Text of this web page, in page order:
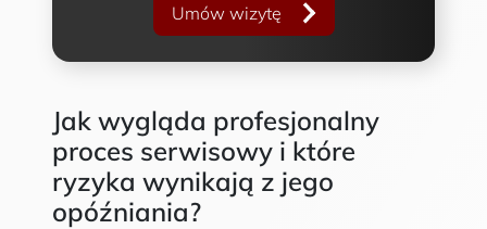
Umów wizytę
Jak wygląda profesjonalny
proces serwisowy i które
ryzyka wynikają z jego
opóźniania?